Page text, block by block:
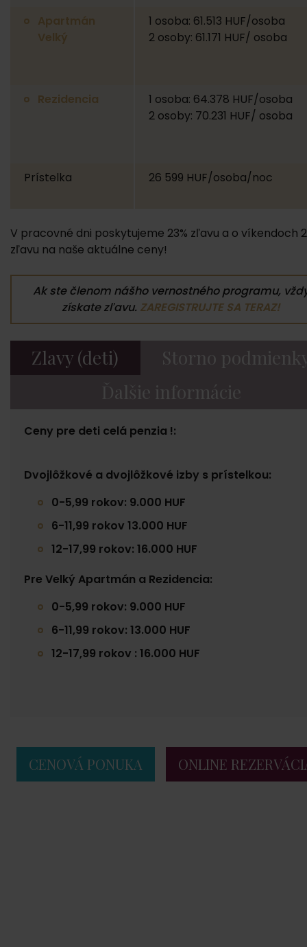
Apartmán
Velký
1 osoba: 61.513 HUF/osoba
2 osoby: 61.171 HUF/ osoba
Rezidencia
1 osoba: 64.378 HUF/osoba
2 osoby: 70.231 HUF/ osoba
Prístelka 26 599 HUF/osoba/noc
V pracovné dni poskytujeme 23% zľavu a o víkendoch
zľavu na naše aktuálne ceny!
Ak ste členom nášho vernostného programu,
získate zľavu. ZAREGISTRUJTE SA TERAZ!
Zlavy (deti)
Storno
Ďalšie informácie
Ceny pre deti celá penzia !:
Dvojlôžkové a dvojlôžkové izby s prístelkou:
0-5,99 rokov: 9.000 HUF
6-11,99 rokov 13.000 HUF
12-17,99 rokov: 16.000 HUF
Pre Velký Apartmán a Rezidencia:
0-5,99 rokov: 9.000 HUF
6-11,99 rokov: 13.000 HUF
12-17,99 rokov : 16.000 HUF
CENOVÁ PONUKA ONLINE